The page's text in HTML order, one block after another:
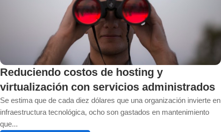
Reduciendo costos de hosting y
virtualización con servicios administrados
Se estima que de cada diez dólares que una organización invierte en
infraestructura tecnológica, ocho son gastados en mantenimiento
que...